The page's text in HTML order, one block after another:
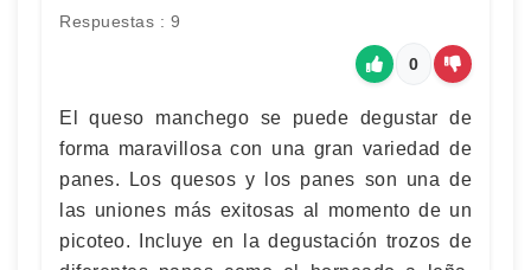
Respuestas : 9
0
El queso manchego se puede degustar de
forma maravillosa con una gran variedad de
panes. Los quesos y los panes son una de
las uniones más exitosas al momento de un
picoteo. Incluye en la degustación trozos de